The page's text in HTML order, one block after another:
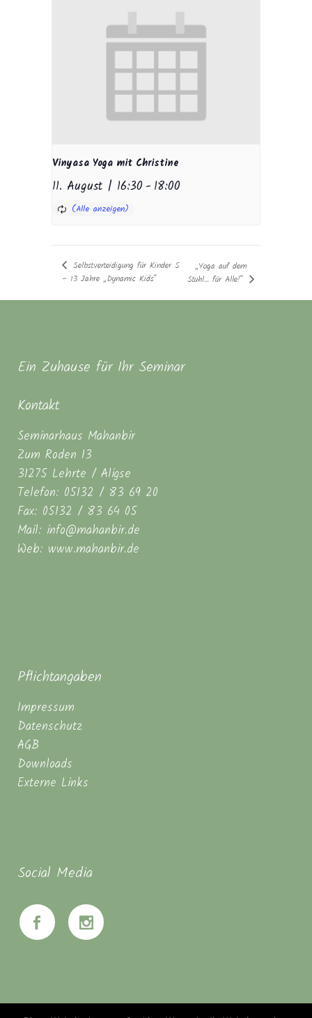
Vinyasa Yoga mit Christine
11. August | 16:30 -18:00
Selbstverteidigung für Kinder 5
– 13 Jahre „Dynamic Kids“
„Yoga auf dem
Stuhl… für Alle!“
Ein Zuhause für Ihr Seminar
Kontakt
Seminarhaus Mahanbir
Zum Roden 13
31275 Lehrte / Aligse
Telefon: 05132 / 83 69 20
Fax: 05132 / 83 64 05
Mail: info@mahanbir.de
Web: www.mahanbir.de
Pflichtangaben
Impressum
Datenschutz
AGB
Downloads
Externe Links
Social Media